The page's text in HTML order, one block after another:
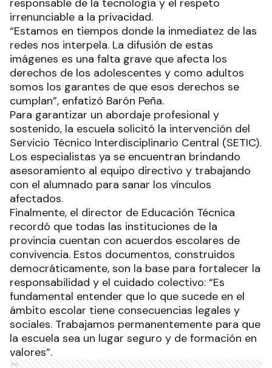
responsable de la tecnología y el respeto
irrenunciable a la privacidad.
“Estamos en tiempos donde la inmediatez de las
redes nos interpela. La difusión de estas
imágenes es una falta grave que afecta los
derechos de los adolescentes y como adultos
somos los garantes de que esos derechos se
cumplan”, enfatizó Barón Peña.
Para garantizar un abordaje profesional y
sostenido, la escuela solicitó la intervención del
Servicio Técnico Interdisciplinario Central (SETIC).
Los especialistas ya se encuentran brindando
asesoramiento al equipo directivo y trabajando
con el alumnado para sanar los vínculos
afectados.
Finalmente, el director de Educación Técnica
recordó que todas las instituciones de la
provincia cuentan con acuerdos escolares de
convivencia. Estos documentos, construidos
democráticamente, son la base para fortalecer la
responsabilidad y el cuidado colectivo: “Es
fundamental entender que lo que sucede en el
ámbito escolar tiene consecuencias legales y
sociales. Trabajamos permanentemente para que
la escuela sea un lugar seguro y de formación en
valores”.
Ads